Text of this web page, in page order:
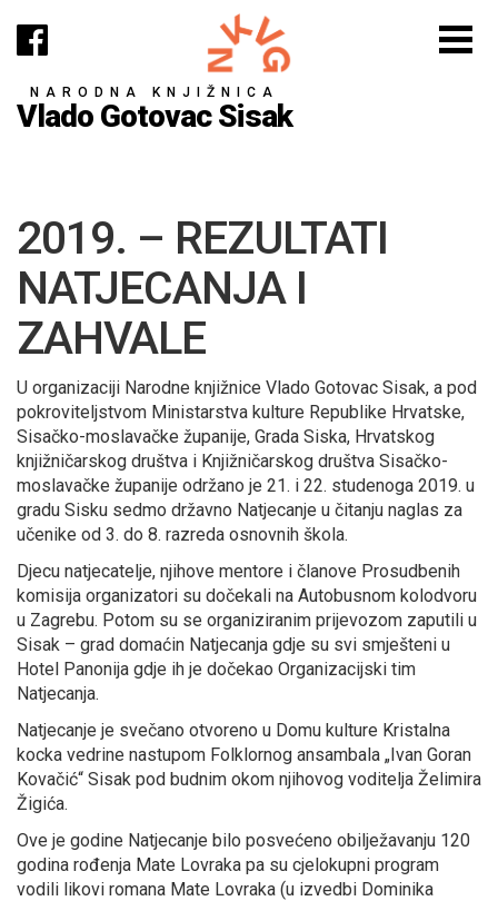
NARODNA KNJIŽNICA
Vlado Gotovac Sisak
2019. – REZULTATI
NATJECANJA I
ZAHVALE
U organizaciji Narodne knjižnice Vlado Gotovac Sisak, a pod
pokroviteljstvom Ministarstva kulture Republike Hrvatske,
Sisačko-moslavačke županije, Grada Siska, Hrvatskog
knjižničarskog društva i Knjižničarskog društva Sisačko-
moslavačke županije održano je 21. i 22. studenoga 2019. u
gradu Sisku sedmo državno Natjecanje u čitanju naglas za
učenike od 3. do 8. razreda osnovnih škola.
Djecu natjecatelje, njihove mentore i članove Prosudbenih
komisija organizatori su dočekali na Autobusnom kolodvoru
u Zagrebu. Potom su se organiziranim prijevozom zaputili u
Sisak – grad domaćin Natjecanja gdje su svi smješteni u
Hotel Panonija gdje ih je dočekao Organizacijski tim
Natjecanja.
Natjecanje je svečano otvoreno u Domu kulture Kristalna
kocka vedrine nastupom Folklornog ansambala „Ivan Goran
Kovačić“ Sisak pod budnim okom njihovog voditelja Želimira
Žigića.
Ove je godine Natjecanje bilo posvećeno obilježavanju 120
godina rođenja Mate Lovraka pa su cjelokupni program
vodili likovi romana Mate Lovraka (u izvedbi Dominika